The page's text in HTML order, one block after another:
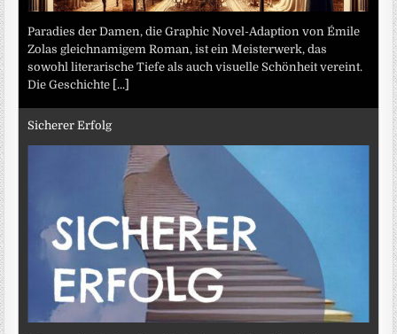
Paradies der Damen, die Graphic Novel-Adaption von Émile
Zolas gleichnamigem Roman, ist ein Meisterwerk, das
sowohl literarische Tiefe als auch visuelle Schönheit vereint.
Die Geschichte [...]
Sicherer Erfolg